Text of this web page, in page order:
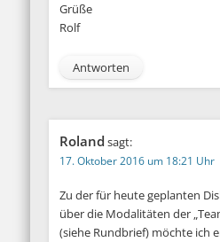
Grüße
Rolf
Antworten
Roland sagt:
17. Oktober 2016 um 18:21 Uhr
Zu der für heute geplanten
über die Modalitäten der
(siehe Rundbrief) möchte ich